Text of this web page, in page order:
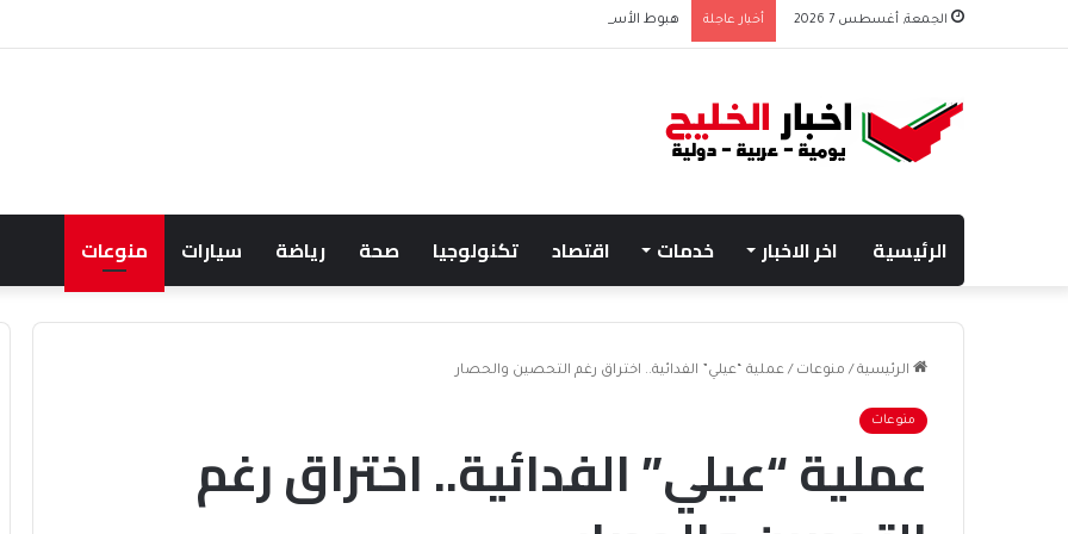
الجمعة, أغسطس 7 2026 أخبار عاجلة هبوط الأسهم والذهب وصعود النفط يعقّد مسار الفدرالي
الرئيسية اخر الاخبار خدمات اقتصاد تكنولوجيا صحة رياضة سيارات منوعات
الرئيسية / منوعات / عملية “عيلي” الفدائية.. اختراق رغم التحصين والحصار
منوعات
عملية “عيلي” الفدائية.. اختراق رغم